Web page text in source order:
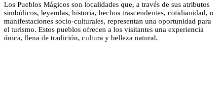
Los Pueblos Mágicos son localidades que, a través de sus atributos
simbólicos, leyendas, historia, hechos trascendentes, cotidianidad, o
manifestaciones socio-culturales, representan una oportunidad para
el turismo. Estos pueblos ofrecen a los visitantes una experiencia
única, llena de tradición, cultura y belleza natural.